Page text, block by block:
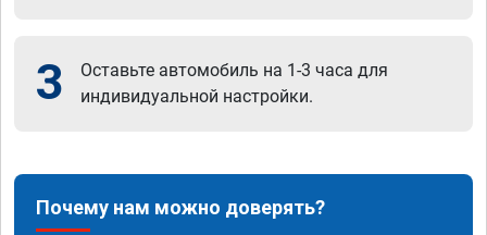
3
Оставьте автомобиль на 1-3 часа для
индивидуальной настройки.
Почему нам можно доверять?